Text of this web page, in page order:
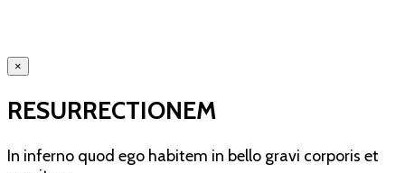
×
RESURRECTIONEM
In inferno quod ego habitem in bello gravi corporis et